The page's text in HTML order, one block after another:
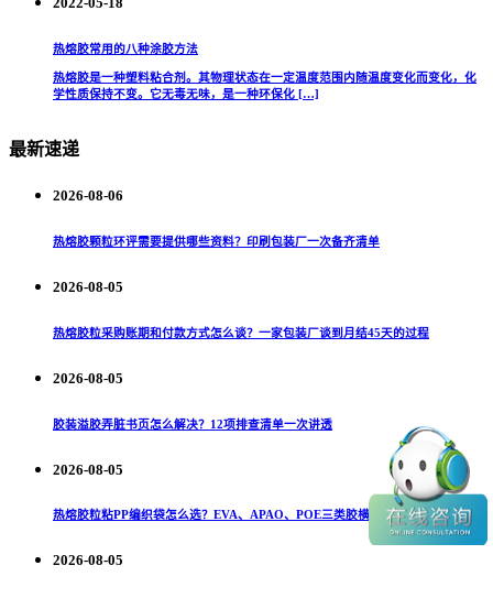
热熔胶常用的八种涂胶方法
热熔胶是一种塑料粘合剂。其物理状态在一定温度范围内随温度变化而变化，化
学性质保持不变。它无毒无味，是一种环保化 […]
最新速递
2026-08-06
热熔胶颗粒环评需要提供哪些资料？印刷包装厂一次备齐清单
2026-08-05
热熔胶粒采购账期和付款方式怎么谈？一家包装厂谈到月结45天的过程
2026-08-05
胶装溢胶弄脏书页怎么解决？12项排查清单一次讲透
2026-08-05
热熔胶粒粘PP编织袋怎么选？EVA、APAO、POE三类胶横向对比
2026-08-05